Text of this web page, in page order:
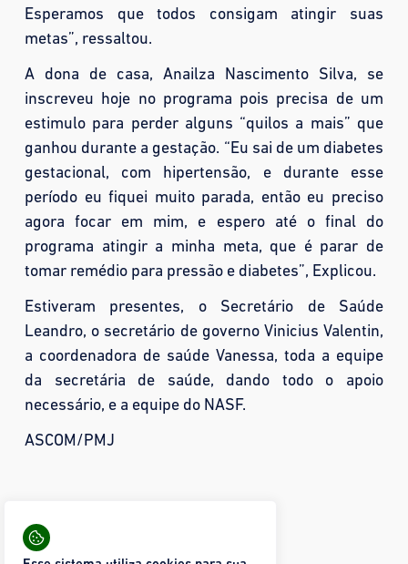
Esperamos que todos consigam atingir suas
metas”, ressaltou.
A dona de casa, Anailza Nascimento Silva, se
inscreveu hoje no programa pois precisa de um
estimulo para perder alguns “quilos a mais” que
ganhou durante a gestação. “Eu sai de um diabetes
gestacional, com hipertensão, e durante esse
período eu fiquei muito parada, então eu preciso
agora focar em mim, e espero até o final do
programa atingir a minha meta, que é parar de
tomar remédio para pressão e diabetes”, Explicou.
Estiveram presentes, o Secretário de Saúde
Leandro, o secretário de governo Vinicius Valentin,
a coordenadora de saúde Vanessa, toda a equipe
da secretária de saúde, dando todo o apoio
necessário, e a equipe do NASF.
ASCOM/PMJ
Compartilhar:
25 visualizações